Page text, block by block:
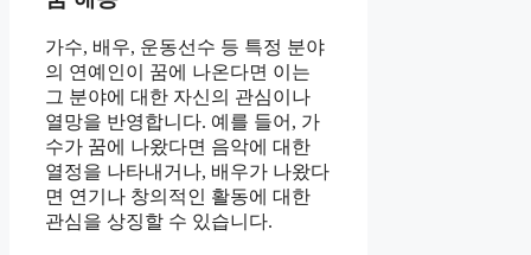
가수, 배우, 운동선수 등 특정 분야
의 연예인이 꿈에 나온다면 이는
그 분야에 대한 자신의 관심이나
열망을 반영합니다. 예를 들어, 가
수가 꿈에 나왔다면 음악에 대한
열정을 나타내거나, 배우가 나왔다
면 연기나 창의적인 활동에 대한
관심을 상징할 수 있습니다.